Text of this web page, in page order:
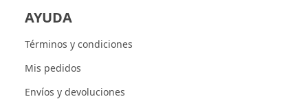
AYUDA
Términos y condiciones
Mis pedidos
Envíos y devoluciones